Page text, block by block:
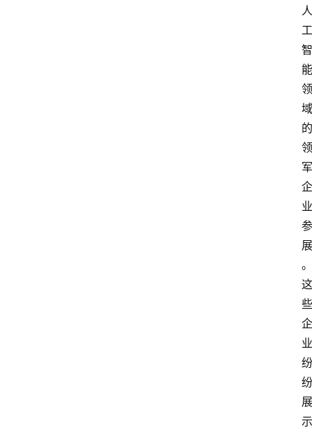
人
工
智
能
领
域
的
领
军
企
业
参
展
。
这
些
企
业
纷
纷
展
示